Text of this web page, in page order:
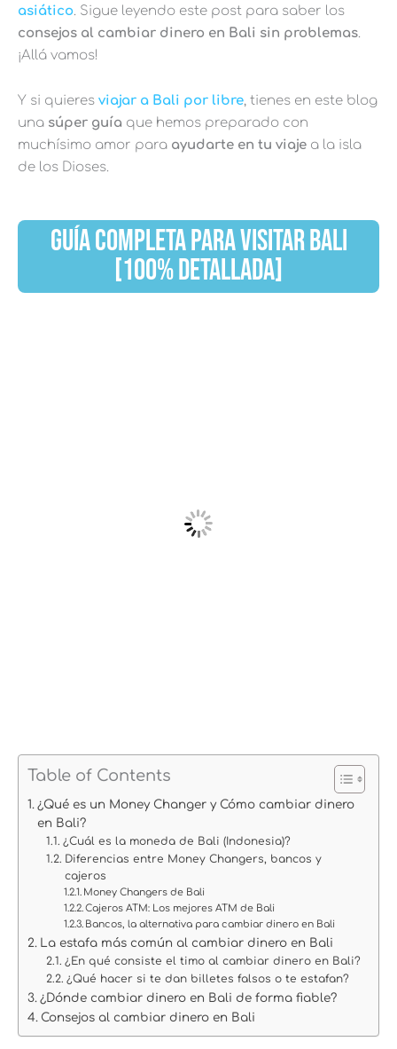
asiático. Sigue leyendo este post para saber los
consejos al cambiar dinero en Bali sin problemas.
¡Allá vamos!
Y si quieres viajar a Bali por libre, tienes en este blog
una súper guía que hemos preparado con
muchísimo amor para ayudarte en tu viaje a la isla
de los Dioses.
GUÍA COMPLETA PARA VISITAR BALI
[100% DETALLADA]
Table of Contents
¿Qué es un Money Changer y Cómo cambiar dinero
en Bali?
¿Cuál es la moneda de Bali (Indonesia)?
Diferencias entre Money Changers, bancos y
cajeros
Money Changers de Bali
Cajeros ATM: Los mejores ATM de Bali
Bancos, la alternativa para cambiar dinero en Bali
La estafa más común al cambiar dinero en Bali
¿En qué consiste el timo al cambiar dinero en Bali?
¿Qué hacer si te dan billetes falsos o te estafan?
¿Dónde cambiar dinero en Bali de forma fiable?
Consejos al cambiar dinero en Bali